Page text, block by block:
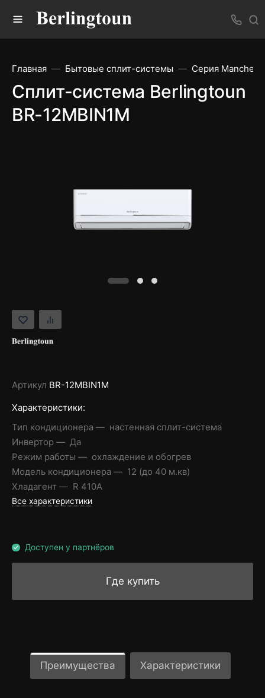
Главная Бытовые сплит-системы Серия
Сплит-система Berlingtoun
BR-12MBIN1M
Артикул BR-12MBIN1M
Характеристики:
Тип кондиционера
настенная сплит-система
Инвертор
Да
Режим работы
охлаждение и обогрев
Модель кондиционера
12 (до 40 м.кв)
Хладагент
R 410A
Все характеристики
Доступен у партнёров
Где купить
Преимущества Характеристики